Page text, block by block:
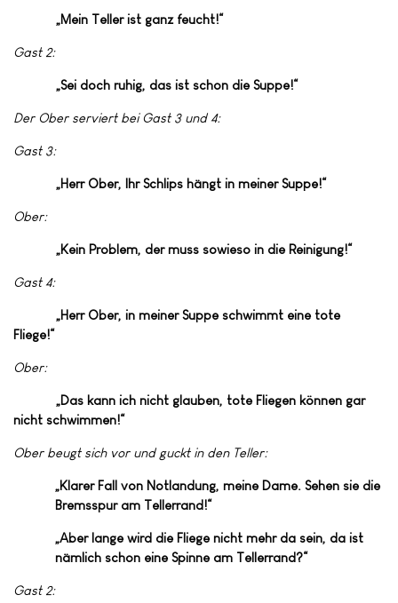
„Mein Teller ist ganz feucht!“
Gast 2:
„Sei doch ruhig, das ist schon die Suppe!“
Der Ober serviert bei Gast 3 und 4:
Gast 3:
„Herr Ober, Ihr Schlips hängt in meiner Suppe!“
Ober:
„Kein Problem, der muss sowieso in die Reinigung!“
Gast 4:
„Herr Ober, in meiner Suppe schwimmt eine tote
Fliege!“
Ober:
„Das kann ich nicht glauben, tote Fliegen können gar
nicht schwimmen!“
Ober beugt sich vor und guckt in den Teller:
„Klarer Fall von Notlandung, meine Dame. Sehen sie die
Bremsspur am Tellerrand!“
„Aber lange wird die Fliege nicht mehr da sein, da ist
nämlich schon eine Spinne am Tellerrand?“
Gast 2: